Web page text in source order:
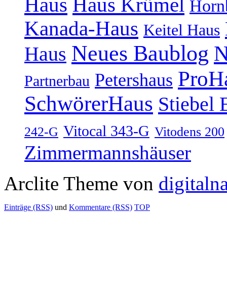
Haus Haus Krümel
Kanada-Haus Keitel Haus
Haus Neues Baublog
Partnerbau Petershaus
SchwörerHaus Stiebel
242-G Vitocal 343-G Vitodens 200
Zimmermannshäuser
Arclite Theme von
Einträge (RSS) und Kommentare (RSS) TOP